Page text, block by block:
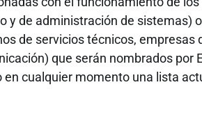
y de administración de sistemas)
de servicios técnicos,
que serán nombrados por
en cualquier momento una lista